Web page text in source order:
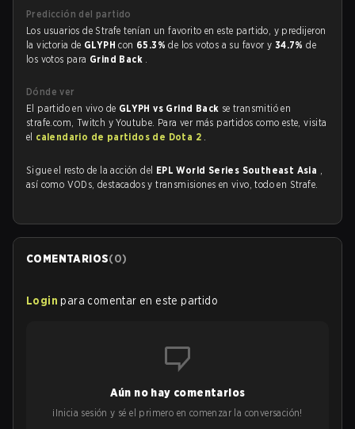
Predicción del partido
Los usuarios de Strafe tenían un favorito en este partido, y predijeron
la victoria de GLYPHcon 65.3%de los votos a su favor y 34.7%de
los votos para Grind Back .
Dónde ver
El partido en vivo de GLYPH vs Grind Back se transmitió en
strafe.com, Twitch y Youtube. Para ver más partidos como este, visita
el calendario de partidos de Dota 2 .
Sigue el resto de la acción del EPL World Series Southeast Asia ,
así como VODs, destacados y transmisiones en vivo, todo en Strafe.
COMENTARIOS(0)
Login para comentar en este partido
Aún no hay comentarios
¡Inicia sesión y sé el primero en comenzar la conversación!